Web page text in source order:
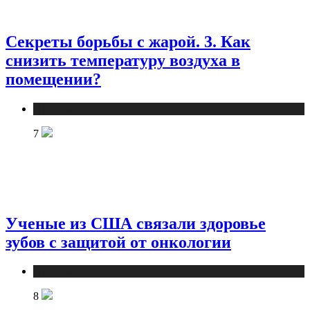
Секреты борьбы с жарой. 3. Как
снизить температуру воздуха в
помещении?
7
Ученые из США связали здоровье
зубов с защитой от онкологии
8